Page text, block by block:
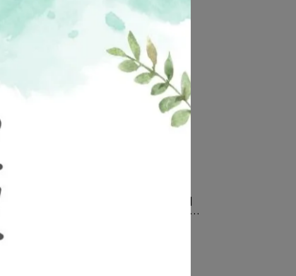
【Palnart Poc 官方正品】EC004 蝴
蝶之夢 耳扣耳骨夾｜日本製 職人手工